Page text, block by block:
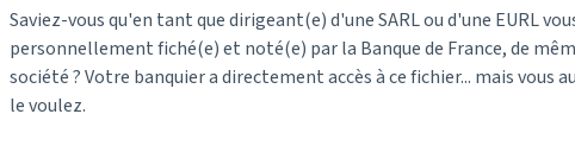
Saviez-vous qu'en tant que dirigeant(e) d'une SARL ou d'une EURL
personnellement fiché(e) et noté(e) par la Banque de France, de
société ? Votre banquier a directement accès à ce fichier... mais vous
le voulez.